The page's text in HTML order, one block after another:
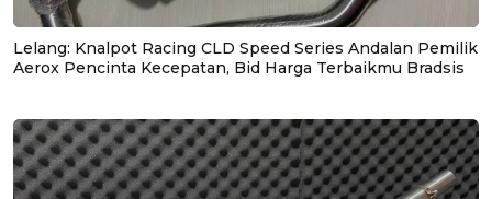
Lelang: Knalpot Racing CLD Speed Series Andalan Pemilik
Aerox Pencinta Kecepatan, Bid Harga Terbaikmu Bradsis